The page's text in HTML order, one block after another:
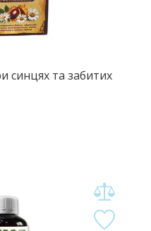
синцях та забитих